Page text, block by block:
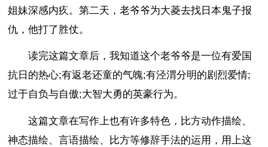
姐妹深感内疚。第二天，老爷爷为大菱去找日本鬼子报
仇，他打了胜仗。
读完这篇文章后，我知道这个老爷爷是一位有爱国
抗日的热心;有返老还童的气魄;有泾渭分明的剧烈爱情;
过于自负与自傲;大智大勇的英豪行为。
这篇文章在写作上也有许多特色，比方动作描绘、
神态描绘、言语描绘、比方等修辞手法的运用，用上这